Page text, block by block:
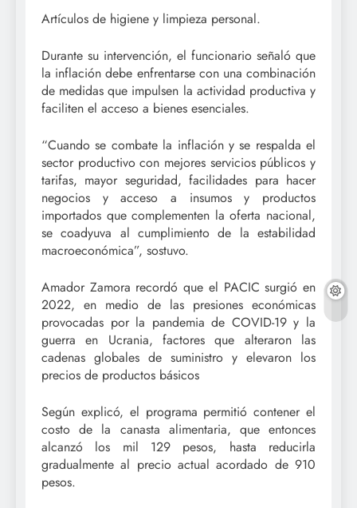
Artículos de higiene y limpieza personal.
Durante su intervención, el funcionario señaló que
la inflación debe enfrentarse con una combinación
de medidas que impulsen la actividad productiva y
faciliten el acceso a bienes esenciales.
“Cuando se combate la inflación y se respalda el
sector productivo con mejores servicios públicos y
tarifas, mayor seguridad, facilidades para hacer
negocios y acceso a insumos y productos
importados que complementen la oferta nacional,
se coadyuva al cumplimiento de la estabilidad
macroeconómica”, sostuvo.
Amador Zamora recordó que el PACIC surgió en
2022, en medio de las presiones económicas
provocadas por la pandemia de COVID-19 y la
guerra en Ucrania, factores que alteraron las
cadenas globales de suministro y elevaron los
precios de productos básicos
Según explicó, el programa permitió contener el
costo de la canasta alimentaria, que entonces
alcanzó los mil 129 pesos, hasta reducirla
gradualmente al precio actual acordado de 910
pesos.